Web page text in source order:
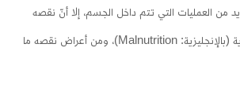
من العمليات التي تتم داخل الجسم، إلا أنّ نقصه
يحدث بسبب سوء التغذية (بالإنجليزية: Malnutrition)، ومن أعراض نقصه ما